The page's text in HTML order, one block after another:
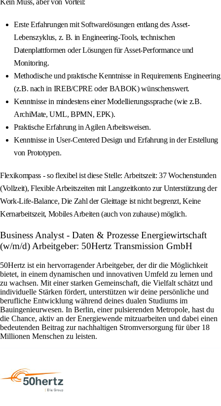
Kein Muss, aber von Vorteil:
Erste Erfahrungen mit Softwarelösungen entlang des Asset‐
Lebenszyklus, z. B. in Engineering‐Tools, technischen
Datenplattformen oder Lösungen für Asset‐Performance und
Monitoring.
Methodische und praktische Kenntnisse in Requirements Engineering
(z.B. nach in IREB/CPRE oder BABOK) wünschenswert.
Kenntnisse in mindestens einer Modellierungssprache (wie z.B.
ArchiMate, UML, BPMN, EPK).
Praktische Erfahrung in Agilen Arbeitsweisen.
Kenntnisse in User-Centered Design und Erfahrung in der Erstellung
von Prototypen.
Flexikompass - so flexibel ist diese Stelle: Arbeitszeit: 37 Wochenstunden
(Vollzeit), Flexible Arbeitszeiten mit Langzeitkonto zur Unterstützung der
Work-Life-Balance, Die Zahl der Gleittage ist nicht begrenzt, Keine
Kernarbeitszeit, Mobiles Arbeiten (auch von zuhause) möglich.
Business Analyst - Daten & Prozesse Energiewirtschaft
(w/m/d) Arbeitgeber: 50Hertz Transmission GmbH
50Hertz ist ein hervorragender Arbeitgeber, der dir die Möglichkeit
bietet, in einem dynamischen und innovativen Umfeld zu lernen und
zu wachsen. Mit einer starken Gemeinschaft, die Vielfalt schätzt und
individuelle Stärken fördert, unterstützen wir deine persönliche und
berufliche Entwicklung während deines dualen Studiums im
Bauingenieurwesen. In Berlin, einer pulsierenden Metropole, hast du
die Chance, aktiv an der Energiewende mitzuarbeiten und dabei einen
bedeutenden Beitrag zur nachhaltigen Stromversorgung für über 18
Millionen Menschen zu leisten.